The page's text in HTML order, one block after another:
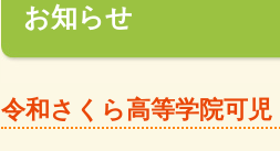
お知らせ
令和さくら高等学院可